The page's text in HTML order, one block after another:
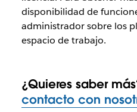
disponibilidad de
administrador sobre los
espacio de trabajo.
¿Quieres saber
contacto con